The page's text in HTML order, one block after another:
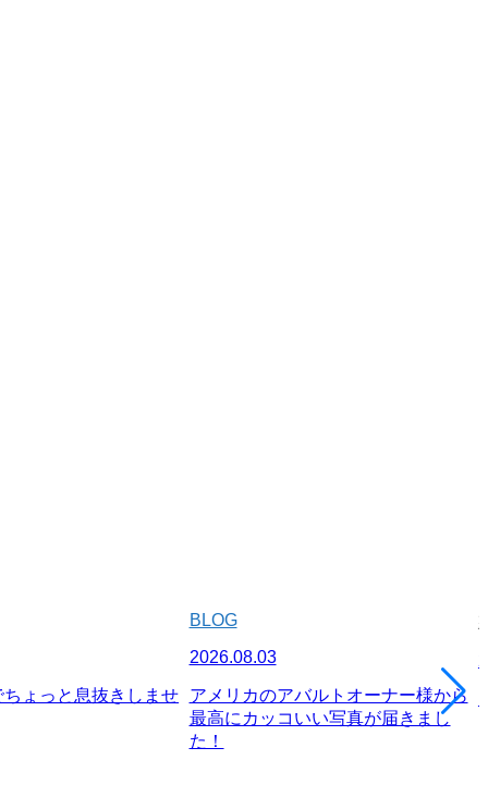
ょっと息抜きしませ
BLOG
2026.08.03
アメリカのアバルトオーナー様から
最高にカッコいい写真が届きまし
た！